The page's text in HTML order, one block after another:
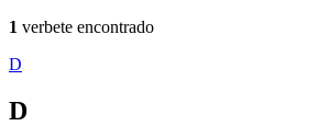
1 verbete encontrado
D
D